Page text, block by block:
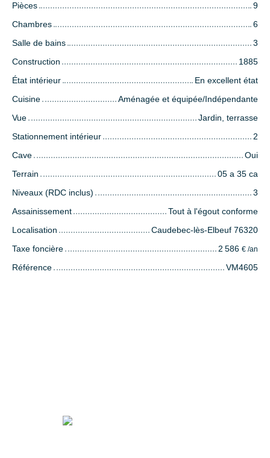
Pièces
9
Chambres
6
Salle de bains
3
Construction
1885
État intérieur
En excellent état
Cuisine
Aménagée et équipée/Indépendante
Vue
Jardin, terrasse
Stationnement intérieur
2
Cave
Oui
Terrain
05 a 35 ca
Niveaux (RDC inclus)
3
Assainissement
Tout à l'égout conforme
Localisation
Caudebec-lès-Elbeuf 76320
Taxe foncière
2 586 € /an
Référence VM4605